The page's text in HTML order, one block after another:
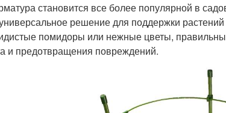
становится все более популярной в
решение для поддержки
помидоры или нежные цветы,
и предотвращения повреждений.